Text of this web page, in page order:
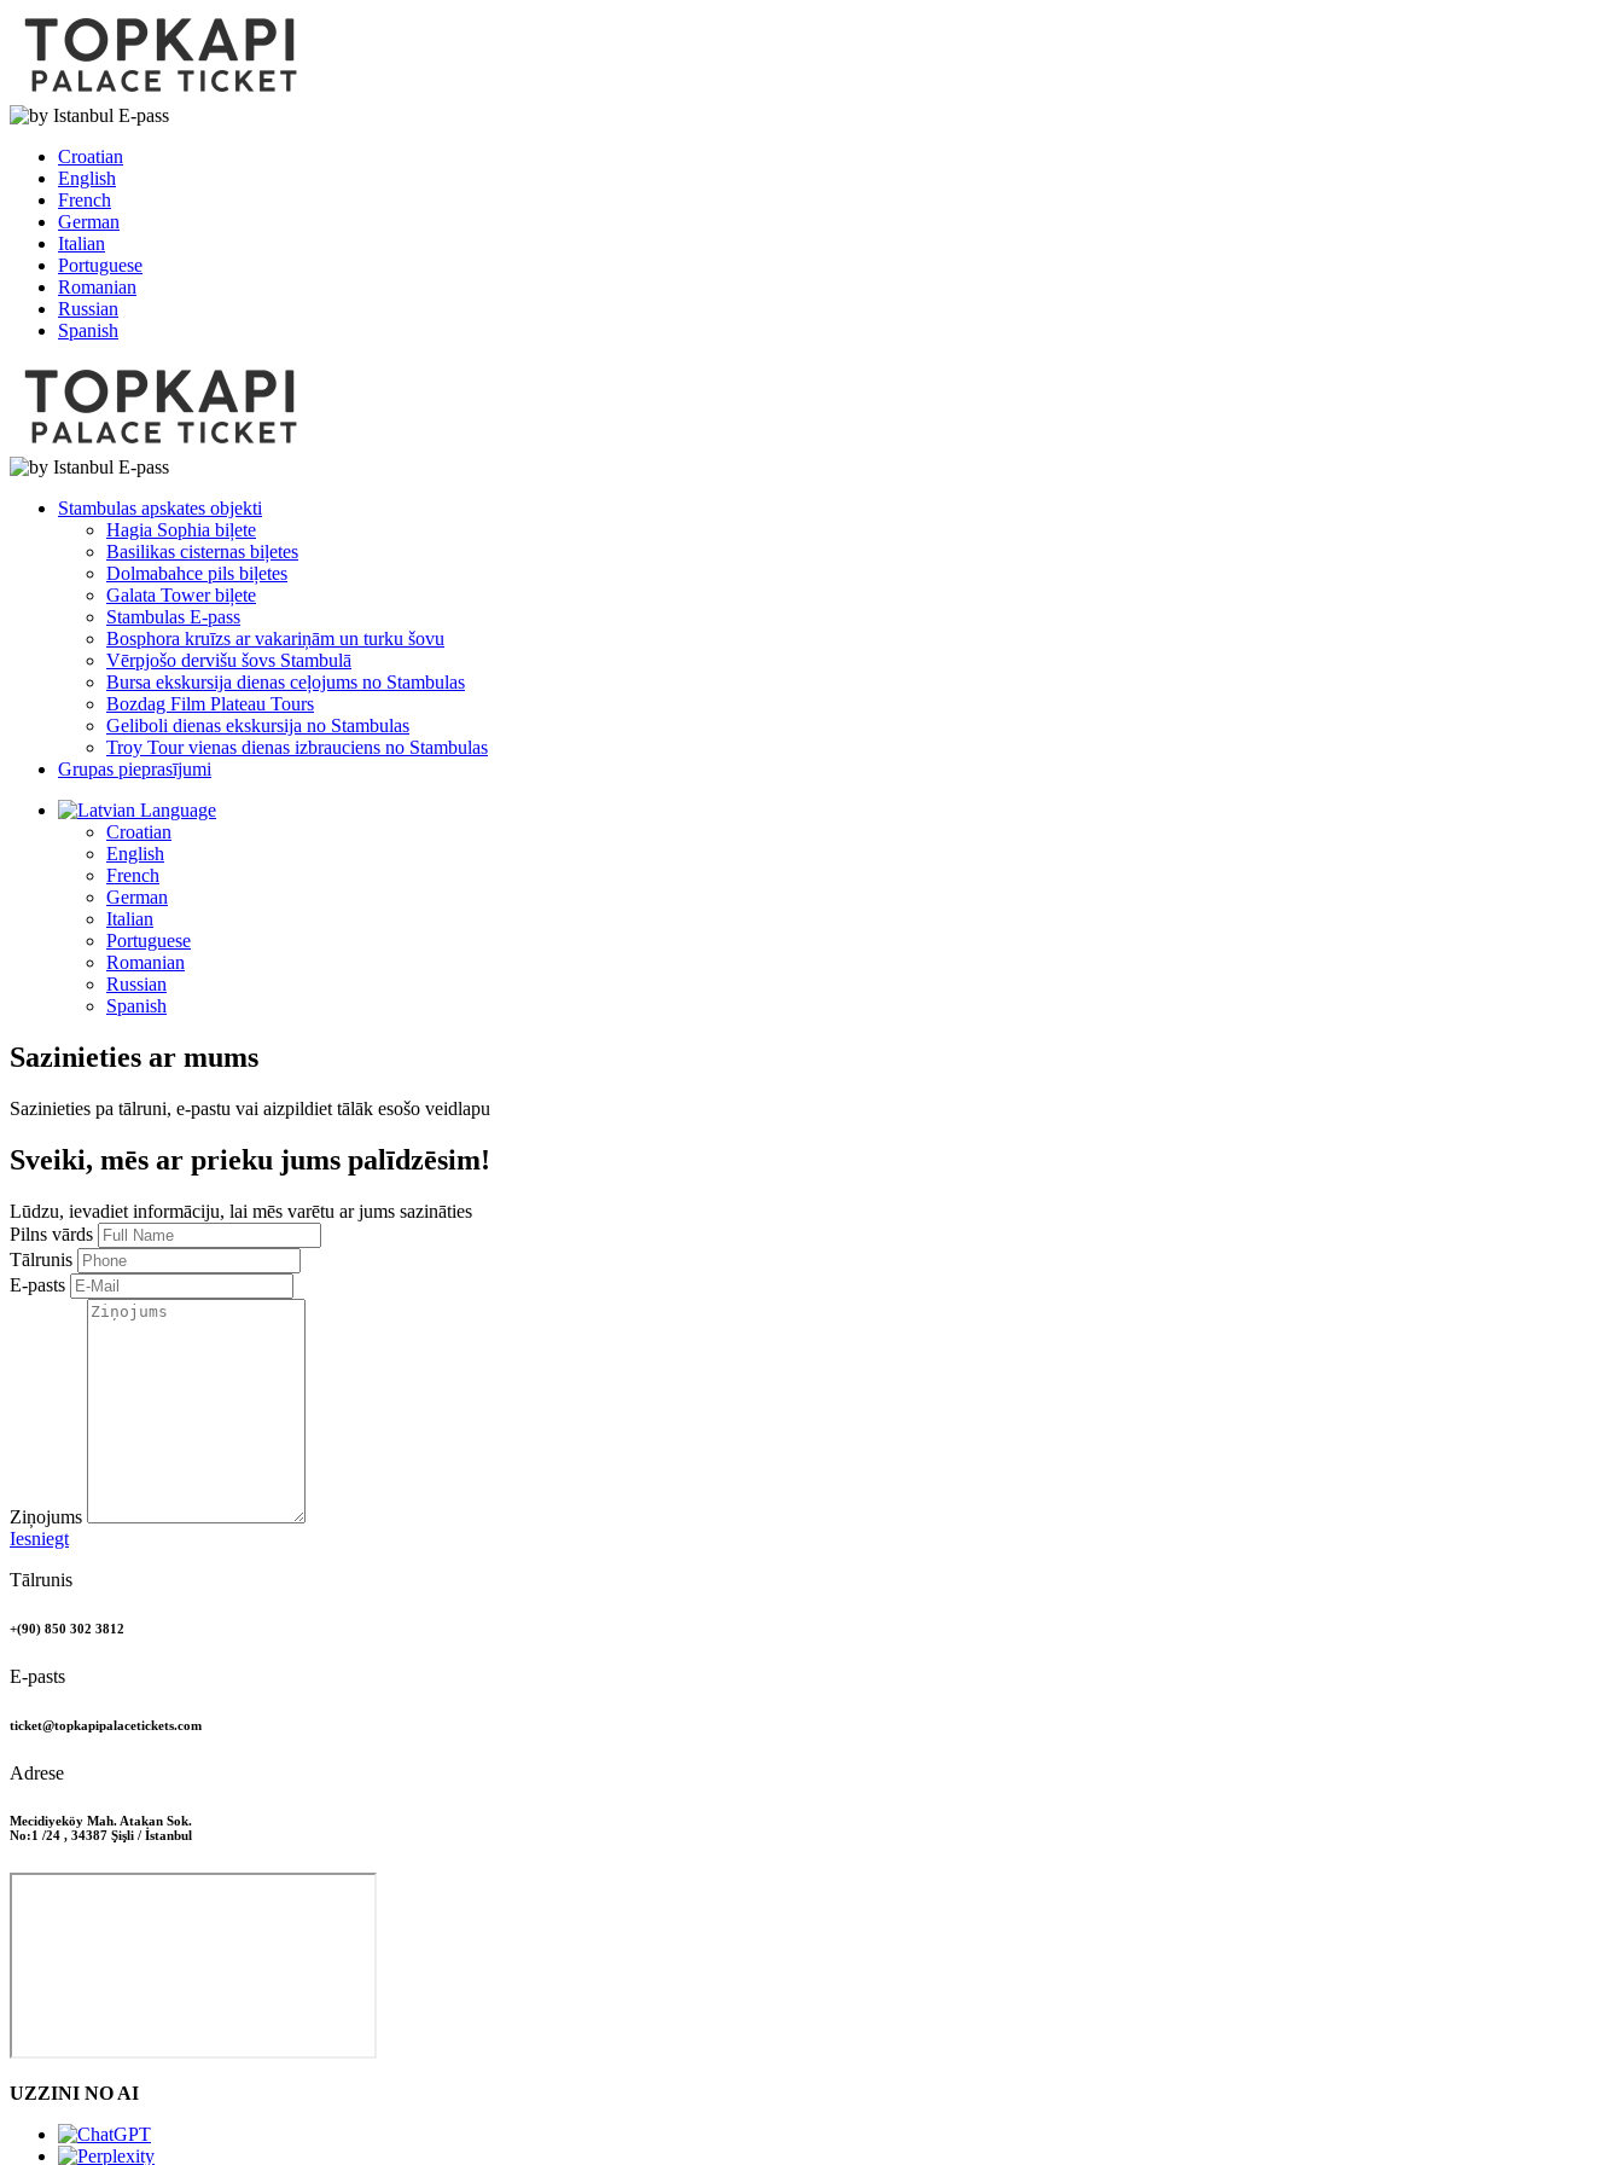
Croatian
English
French
German
Italian
Portuguese
Romanian
Russian
Spanish
Stambulas apskates objekti
Hagia Sophia biļete
Basilikas cisternas biļetes
Dolmabahce pils biļetes
Galata Tower biļete
Stambulas E-pass
Bosphora kruīzs ar vakariņām un turku šovu
Vērpjošo dervišu šovs Stambulā
Bursa ekskursija dienas ceļojums no Stambulas
Bozdag Film Plateau Tours
Geliboli dienas ekskursija no Stambulas
Troy Tour vienas dienas izbrauciens no Stambulas
Grupas pieprasījumi
Language
Croatian
English
French
German
Italian
Portuguese
Romanian
Russian
Spanish
Sazinieties ar mums
Sazinieties pa tālruni, e-pastu vai aizpildiet tālāk esošo veidlapu
Sveiki, mēs ar prieku jums palīdzēsim!
Lūdzu, ievadiet informāciju, lai mēs varētu ar jums sazināties
Pilns vārds
Tālrunis
E-pasts
Ziņojums
Iesniegt
Tālrunis
+(90) 850 302 3812
E-pasts
ticket@topkapipalacetickets.com
Adrese
Mecidiyeköy Mah. Atakan Sok.
No:1 /24 , 34387 Şişli / İstanbul
UZZINI NO AI